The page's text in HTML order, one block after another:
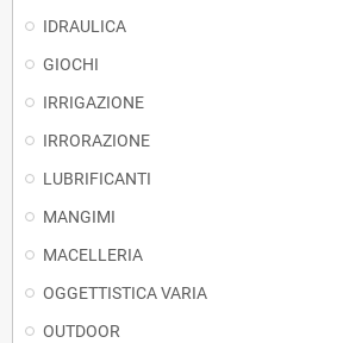
IDRAULICA
GIOCHI
IRRIGAZIONE
IRRORAZIONE
LUBRIFICANTI
MANGIMI
MACELLERIA
OGGETTISTICA VARIA
OUTDOOR